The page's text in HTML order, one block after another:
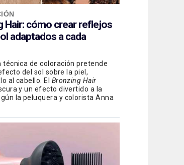
Hair: cómo crear reflejos
adaptados a cada
técnica de coloración pretende
del sol sobre la piel,
al cabello. El Bronzing Hair
y un efecto divertido a la
la peluquera y colorista Anna